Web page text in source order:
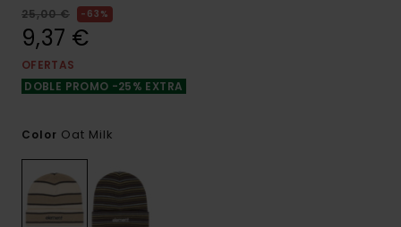
25,00 €
63%
9,37 €
OFERTAS
DOBLE PROMO -25% EXTRA
Color Oat Milk